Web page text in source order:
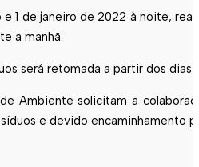
1 de janeiro de 2022 à noite,
a manhã.
será retomada a partir dos
Ambiente solicitam a
e devido encaminhamento